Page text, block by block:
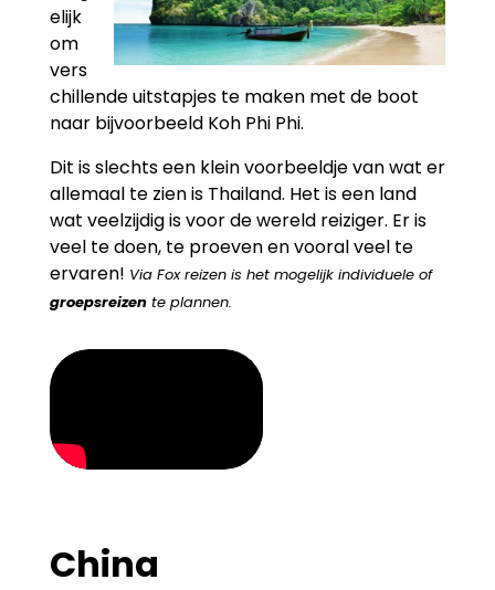
elijk
om
vers
chillende uitstapjes te maken met de boot
naar bijvoorbeeld Koh Phi Phi.
Dit is slechts een klein voorbeeldje van wat er
allemaal te zien is Thailand. Het is een land
wat veelzijdig is voor de wereld reiziger. Er is
veel te doen, te proeven en vooral veel te
ervaren! Via Fox reizen is het mogelijk individuele of
groepsreizente plannen.
China